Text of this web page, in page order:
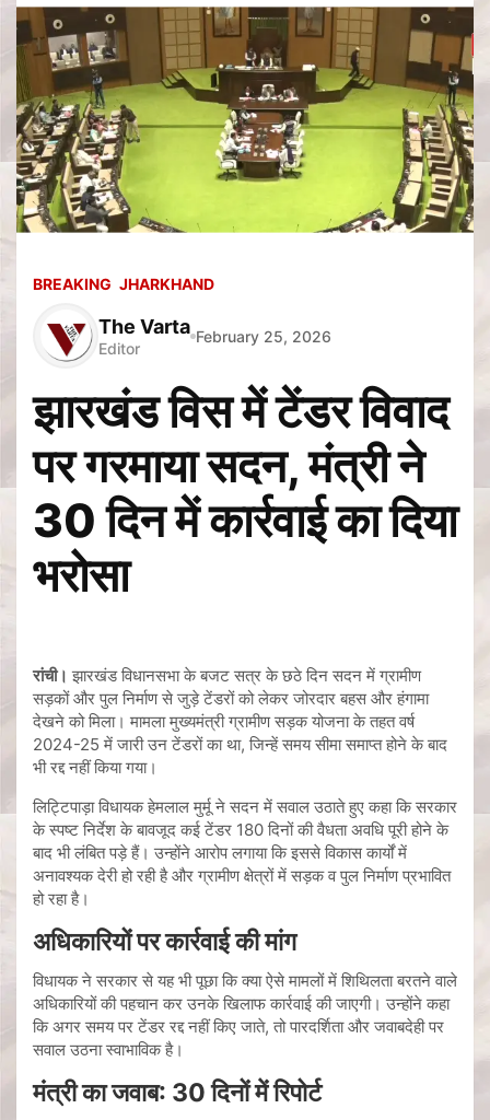
BREAKING JHARKHAND
The Varta
Editor
February 25, 2026
झारखंड विस में टेंडर विवाद
पर गरमाया सदन, मंत्री ने
30 दिन में कार्रवाई का दिया
भरोसा
रांची। झारखंड विधानसभा के बजट सत्र के छठे दिन सदन में ग्रामीण
सड़कों और पुल निर्माण से जुड़े टेंडरों को लेकर जोरदार बहस और हंगामा
देखने को मिला। मामला मुख्यमंत्री ग्रामीण सड़क योजना के तहत वर्ष
2024-25 में जारी उन टेंडरों का था, जिन्हें समय सीमा समाप्त होने के बाद
भी रद्द नहीं किया गया।
लिट्टिपाड़ा विधायक हेमलाल मुर्मू ने सदन में सवाल उठाते हुए कहा कि सरकार
के स्पष्ट निर्देश के बावजूद कई टेंडर 180 दिनों की वैधता अवधि पूरी होने के
बाद भी लंबित पड़े हैं। उन्होंने आरोप लगाया कि इससे विकास कार्यों में
अनावश्यक देरी हो रही है और ग्रामीण क्षेत्रों में सड़क व पुल निर्माण प्रभावित
हो रहा है।
अधिकारियों पर कार्रवाई की मांग
विधायक ने सरकार से यह भी पूछा कि क्या ऐसे मामलों में शिथिलता बरतने वाले
अधिकारियों की पहचान कर उनके खिलाफ कार्रवाई की जाएगी। उन्होंने कहा
कि अगर समय पर टेंडर रद्द नहीं किए जाते, तो पारदर्शिता और जवाबदेही पर
सवाल उठना स्वाभाविक है।
मंत्री का जवाब: 30 दिनों में रिपोर्ट